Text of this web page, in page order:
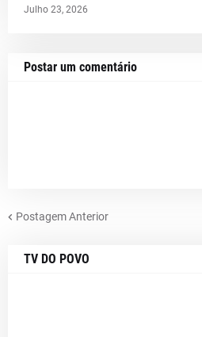
Julho 23, 2026
Postar um comentário
Postagem Anterior
TV DO POVO